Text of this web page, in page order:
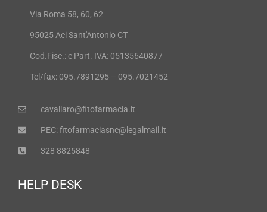
Via Roma 58, 60, 62
95025 Aci Sant'Antonio CT
Cod.Fisc.: e Part. IVA: 05135640877
Tel/fax: 095.7891295 – 095.7021452
cavallaro@fitofarmacia.it
PEC: fitofarmaciasnc@legalmail.it
328 8825848
HELP DESK